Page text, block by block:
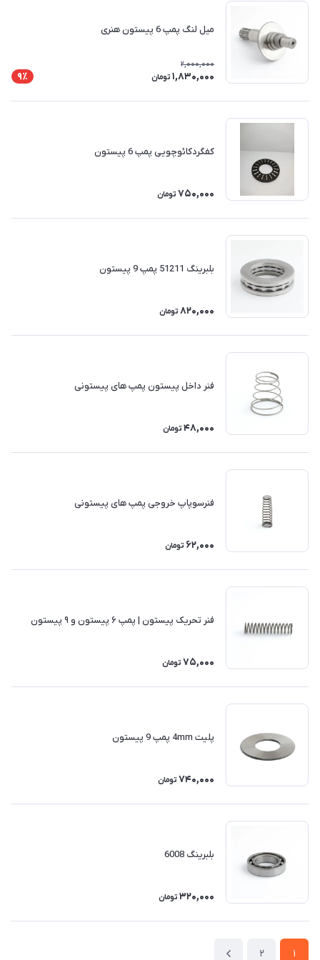
میل لنگ پمپ 6 پیستون هنری
2,000,000
1,830,000 تومان 9٪
کفگردکائوچویی پمپ 6 پیستون
750,000 تومان
بلبرینگ 51211 پمپ 9 پیستون
820,000 تومان
فنر داخل پیستون پمپ های پیستونی
48,000 تومان
فنرسوپاپ خروجی پمپ های پیستونی
62,000 تومان
فنر تحریک پیستون | پمپ ۶ پیستون و ۹ پیستون
75,000 تومان
پلیت 4mm پمپ 9 پیستون
740,000 تومان
بلبرینگ 6008
320,000 تومان
1
2